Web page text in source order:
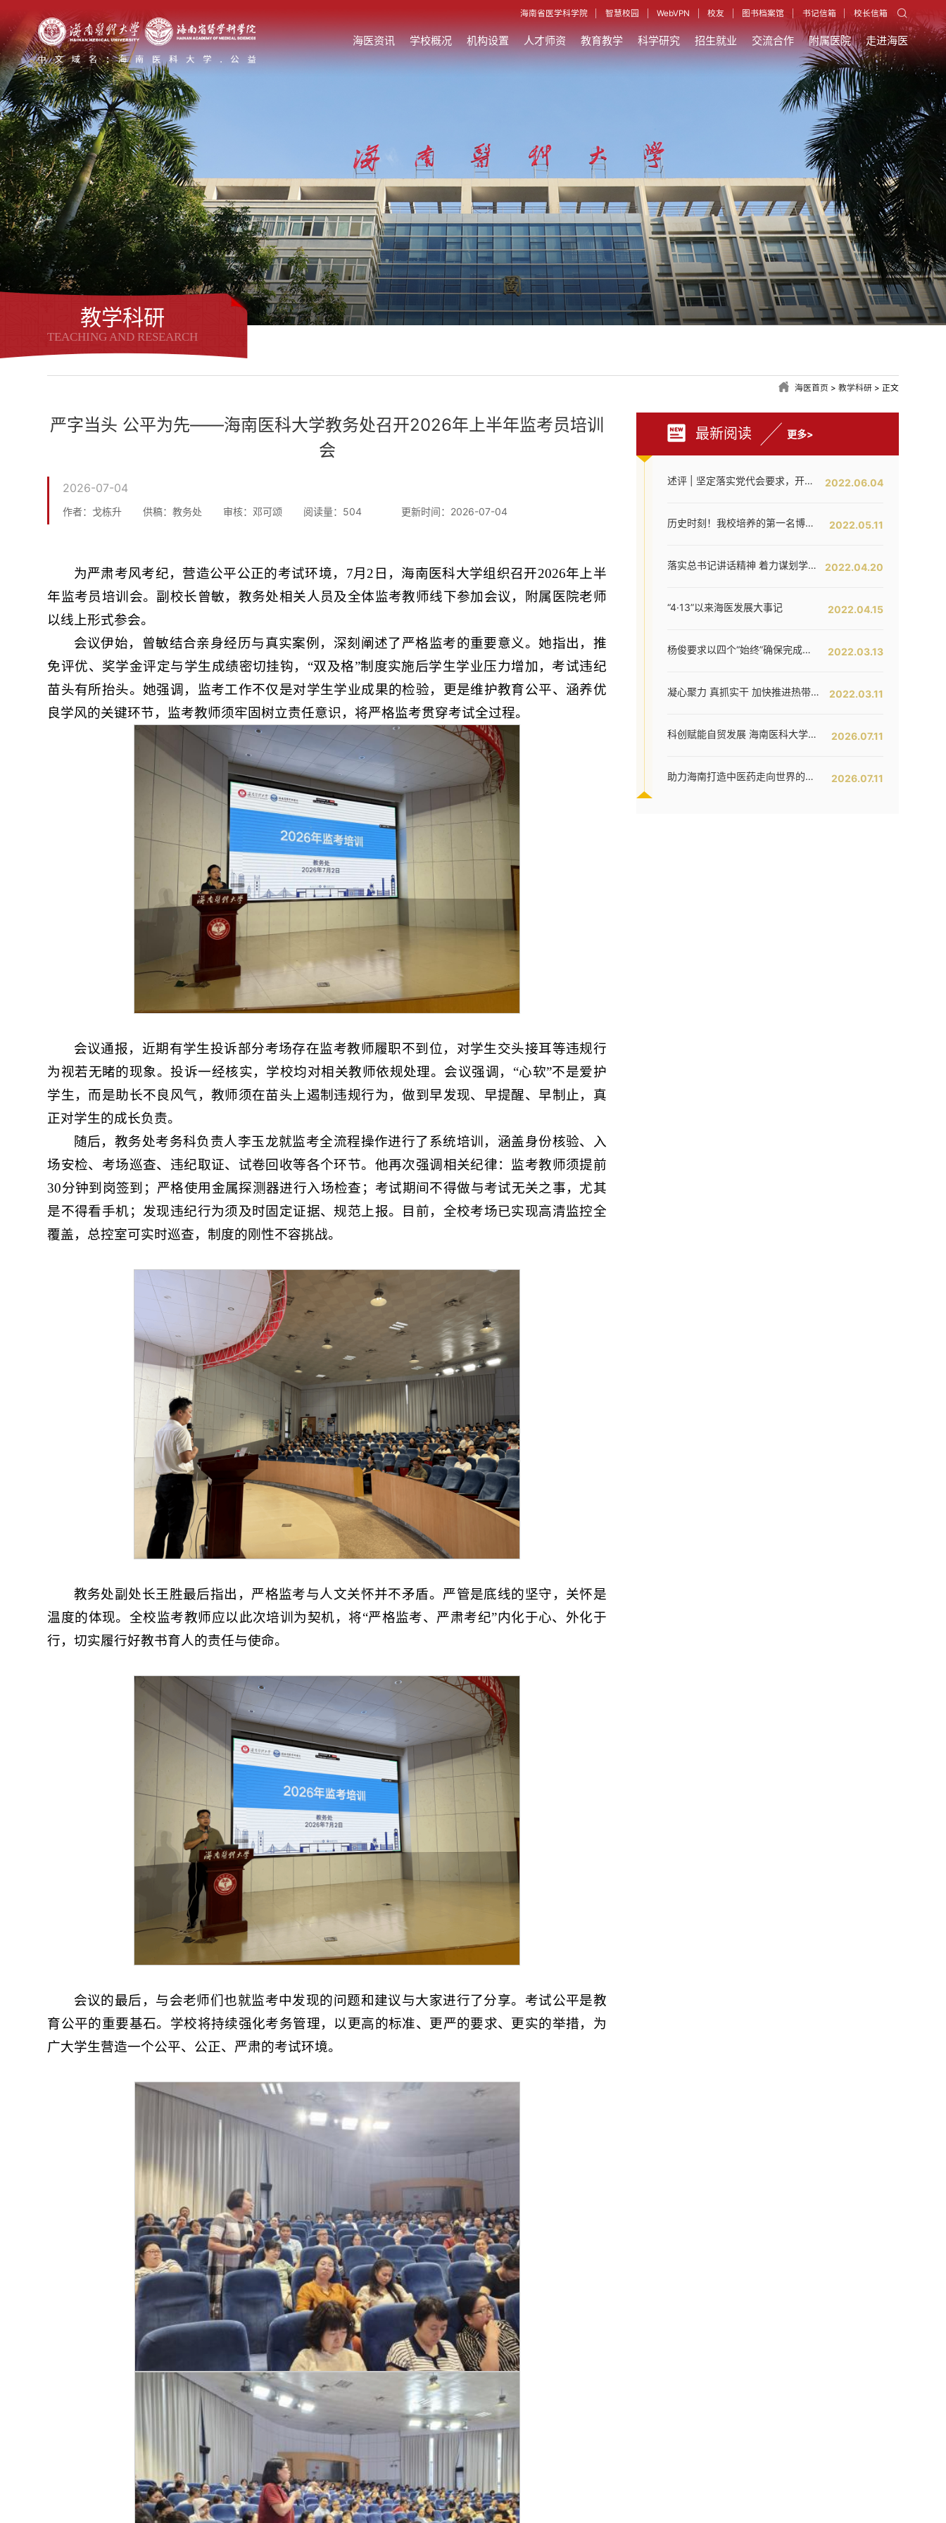
海南省医学科学院 智慧校园 WebVPN 校友 图书档案馆 书记信箱 校长信箱
海医资讯 学校概况 机构设置 人才师资 教育教学 科学研究 招生就业 交流合作 附属医院 走进海医
教学科研
TEACHING AND RESEARCH
海医首页 > 教学科研> 正文
严字当头 公平为先——海南医科大学教务处召开2026年上半年监考员培训
会
2026-07-04
作者：戈栋升 供稿：教务处 审核：邓可颂 阅读量： 504 更新时间：2026-07-04
为严肃考风考纪，营造公平公正的考试环境，7月2日，海南医科大学组织召开2026年上半
年监考员培训会。副校长曾敏，教务处相关人员及全体监考教师线下参加会议，附属医院老师
以线上形式参会。
会议伊始，曾敏结合亲身经历与真实案例，深刻阐述了严格监考的重要意义。她指出，推
免评优、奖学金评定与学生成绩密切挂钩，“双及格”制度实施后学生学业压力增加，考试违纪
苗头有所抬头。她强调，监考工作不仅是对学生学业成果的检验，更是维护教育公平、涵养优
良学风的关键环节，监考教师须牢固树立责任意识，将严格监考贯穿考试全过程。
会议通报，近期有学生投诉部分考场存在监考教师履职不到位，对学生交头接耳等违规行
为视若无睹的现象。投诉一经核实，学校均对相关教师依规处理。会议强调，“心软”不是爱护
学生，而是助长不良风气，教师须在苗头上遏制违规行为，做到早发现、早提醒、早制止，真
正对学生的成长负责。
随后，教务处考务科负责人李玉龙就监考全流程操作进行了系统培训，涵盖身份核验、入
场安检、考场巡查、违纪取证、试卷回收等各个环节。他再次强调相关纪律：监考教师须提前
30分钟到岗签到；严格使用金属探测器进行入场检查；考试期间不得做与考试无关之事，尤其
是不得看手机；发现违纪行为须及时固定证据、规范上报。目前，全校考场已实现高清监控全
覆盖，总控室可实时巡查，制度的刚性不容挑战。
教务处副处长王胜最后指出，严格监考与人文关怀并不矛盾。严管是底线的坚守，关怀是
温度的体现。全校监考教师应以此次培训为契机，将“严格监考、严肃考纪”内化于心、外化于
行，切实履行好教书育人的责任与使命。
会议的最后，与会老师们也就监考中发现的问题和建议与大家进行了分享。考试公平是教
育公平的重要基石。学校将持续强化考务管理，以更高的标准、更严的要求、更实的举措，为
广大学生营造一个公平、公正、严肃的考试环境。
最新阅读 更多>
2022.06.04
述评 | 坚定落实党代会要求，开创海医工作新局面——写在全面落实省第八次党代会对海医发展提出新要求之时
2022.05.11
历史时刻！我校培养的第一名博士研究生通过答辩！
2022.04.20
落实总书记讲话精神 着力谋划学校内涵提升——我校召开发展战略咨询委员会第二次工作会议
2022.04.15
“4·13”以来海医发展大事记
2022.03.13
杨俊要求以四个“始终”确保完成全年工作任务--我校六届五次教代会暨七届二次工代会胜利闭幕
2022.03.11
凝心聚力 真抓实干 加快推进热带特色鲜明的国际化高水平医科大学建设步伐 ——我校六届五次教代会暨七届二次工代会隆重开幕
2026.07.11
科创赋能自贸发展 海南医科大学携多项前沿科研成果亮相省高校科研成果转化对接会
2026.07.11
助力海南打造中医药走向世界的窗口，中国—东盟中医适宜技术培训项目开班！